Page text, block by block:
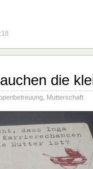
die
Mutterschaft